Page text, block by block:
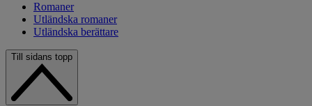
Romaner
Utländska romaner
Utländska berättare
Till sidans topp